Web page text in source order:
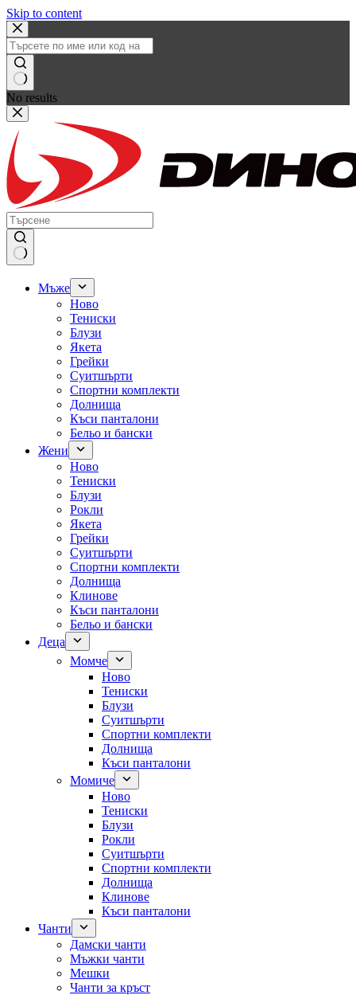
Skip to content
No results
Мъже
Ново
Тениски
Блузи
Якета
Грейки
Суитшърти
Спортни комплекти
Долнища
Къси панталони
Бельо и бански
Жени
Ново
Тениски
Блузи
Рокли
Якета
Грейки
Суитшърти
Спортни комплекти
Долнища
Клинове
Къси панталони
Бельо и бански
Деца
Момче
Ново
Тениски
Блузи
Суитшърти
Спортни комплекти
Долнища
Къси панталони
Момиче
Ново
Тениски
Блузи
Рокли
Суитшърти
Спортни комплекти
Долнища
Клинове
Къси панталони
Чанти
Дамски чанти
Мъжки чанти
Мешки
Чанти за кръст